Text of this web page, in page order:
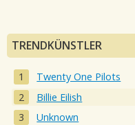
TRENDKÜNSTLER
Twenty One Pilots
Billie Eilish
Unknown